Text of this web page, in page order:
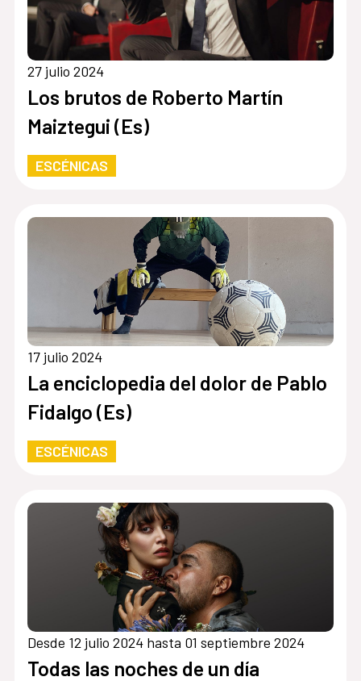
27 julio 2024
Los brutos de Roberto Martín
Maiztegui (Es)
ESCÉNICAS
17 julio 2024
La enciclopedia del dolor de Pablo
Fidalgo (Es)
ESCÉNICAS
Desde 12 julio 2024 hasta 01 septiembre 2024
Todas las noches de un día